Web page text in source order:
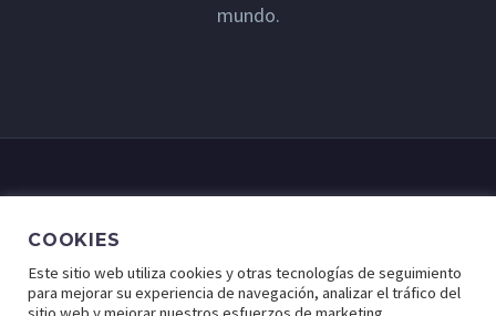
mundo.
COOKIES
Este sitio web utiliza cookies y otras tecnologías de seguimiento
para mejorar su experiencia de navegación, analizar el tráfico del